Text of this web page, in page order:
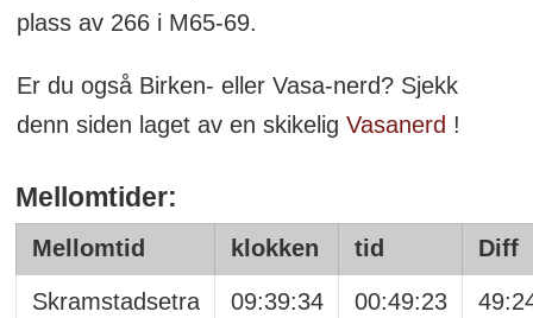
plass av 266 i M65-69.
Er du også Birken- eller Vasa-nerd? Sjekk
denn siden laget av en skikelig Vasanerd !
Mellomtider:
Mellomtid klokken tid Diff
Skramstadsetra 09:39:34 00:49:23